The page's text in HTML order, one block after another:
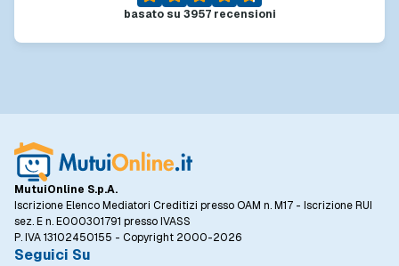
basato su 3957recensioni
MutuiOnline S.p.A.
Iscrizione Elenco Mediatori Creditizi presso OAM n. M17 - Iscrizione RUI
sez. E n. E000301791 presso IVASS
P. IVA 13102450155 - Copyright 2000-2026
Seguici Su